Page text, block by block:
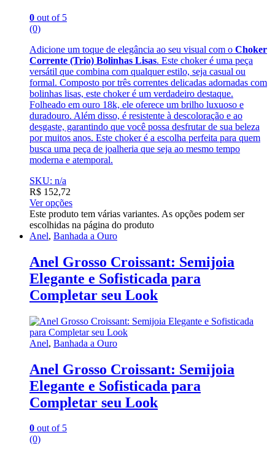
0 out of 5
(0)
Adicione um toque de elegância ao seu visual com o Choker
Corrente (Trio) Bolinhas Lisas. Este choker é uma peça
versátil que combina com qualquer estilo, seja casual ou
formal. Composto por três correntes delicadas adornadas com
bolinhas lisas, este choker é um verdadeiro destaque.
Folheado em ouro 18k, ele oferece um brilho luxuoso e
duradouro. Além disso, é resistente à descoloração e ao
desgaste, garantindo que você possa desfrutar de sua beleza
por muitos anos. Este choker é a escolha perfeita para quem
busca uma peça de joalheria que seja ao mesmo tempo
moderna e atemporal.
SKU: n/a
R$ 152,72
Ver opções
Este produto tem várias variantes. As opções podem ser
escolhidas na página do produto
Anel, Banhada a Ouro
Anel Grosso Croissant: Semijoia
Elegante e Sofisticada para
Completar seu Look
Anel, Banhada a Ouro
Anel Grosso Croissant: Semijoia
Elegante e Sofisticada para
Completar seu Look
0 out of 5
(0)